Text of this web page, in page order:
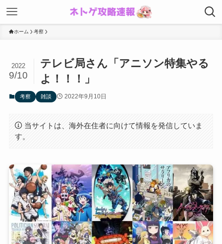
ホーム 考察
テレビ局さん「アニソン特集やる
よ！！！」
2022
9/10
考察 雑談 2022年9月10日
当サイトは、海外在住者に向けて情報を発信していま
す。